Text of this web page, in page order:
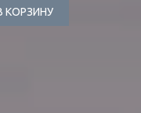
КОРЗИНУ